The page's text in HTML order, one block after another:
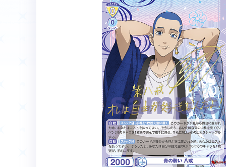
Event
イベント